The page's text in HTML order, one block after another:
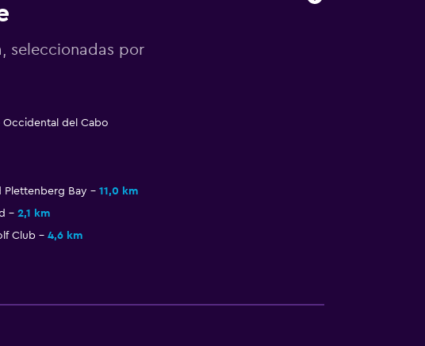
seleccionadas por
Occidental del Cabo
Plettenberg Bay
11,0 km
2,1 km
Club 4,6 km